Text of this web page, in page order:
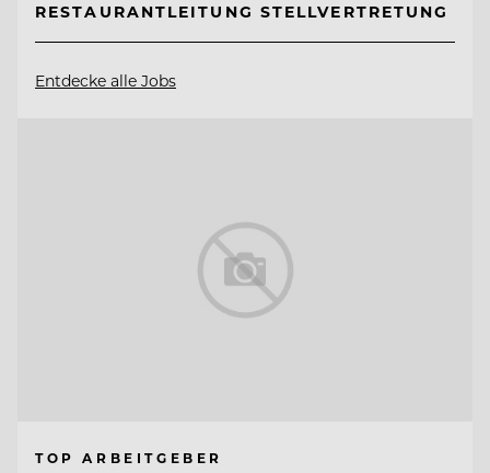
RESTAURANTLEITUNG STELLVERTRETUNG
Entdecke alle Jobs
TOP ARBEITGEBER